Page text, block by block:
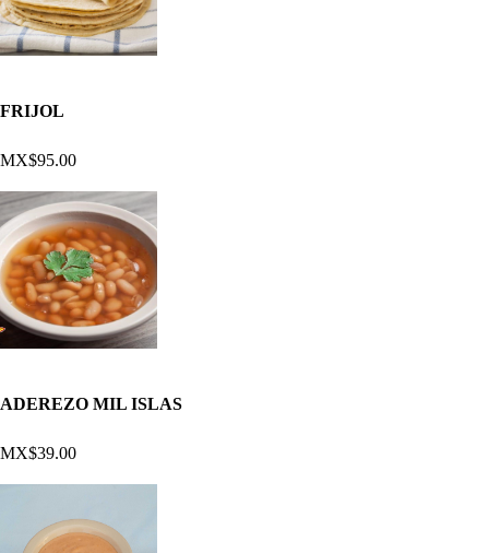
FRIJOL
MX$95.00
ADEREZO MIL ISLAS
MX$39.00